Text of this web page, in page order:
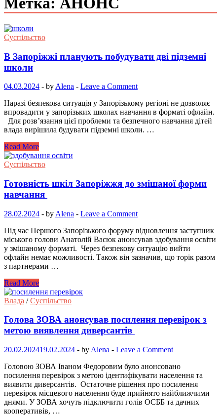
Суспільство
В Запоріжжі планують побудувати дві підземні
школи
04.03.2024 - by Alena - Leave a Comment
Наразі безпекова ситуація у Запорізькому регіоні не дозволяє
впровадити у запорізьких школах навчання в форматі офлайн.
Для розв’язання цієї проблеми та безпечного навчання дітей
влада вирішила будувати підземні школи. …
Read More
Суспільство
Готовність шкіл Запоріжжя до змішаної форми
навчання
28.02.2024 - by Alena - Leave a Comment
Під час Першого Запорізького форуму відновлення заступник
міського голови Анатолій Васюк анонсував здобування освіти
у змішаному форматі. Через безпекову ситуацію вийти
офлайн немає можливості. Також він зазначив, що торік разом
з партнерами …
Read More
Влада /Суспільство
Голова ЗОВА анонсував посилення перевірок з
метою виявлення диверсантів
20.02.202419.02.2024 - by Alena - Leave a Comment
Головою ЗОВА Іваном Федоровим було анонсовано
посилення перевірок з метою ідентифікувати населення та
виявити диверсантів. Остаточне рішення про посилення
перевірок місцевого населення буде прийнято найближчими
днями. У ЗОВА хочуть підключити голів ОСББ та дачних
кооперативів, …